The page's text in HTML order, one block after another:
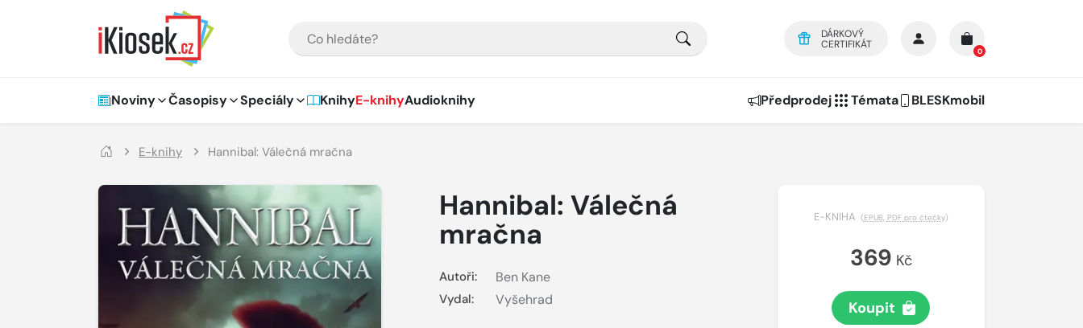
DÁRKOVÝ
CERTIFIKÁT
0
Hlavní navigace
Noviny Časopisy Speciály KnihyE-knihyAudioknihy Předprodej Témata BLESKmobil
E-knihy Hannibal: Válečná mračna
Hannibal: Válečná
mračna
Autoři: Ben Kane
Vydal: Vyšehrad
E-KNIHA (EPUB, PDF pro čtečky)
369 Kč
Koupit